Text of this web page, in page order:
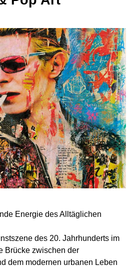
Energie des Alltäglichen
des 20. Jahrhunderts im
Brücke zwischen der
dem modernen urbanen Leben